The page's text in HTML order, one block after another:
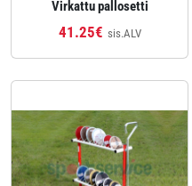
Virkattu pallosetti
41.25€ sis.ALV